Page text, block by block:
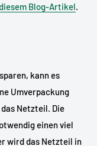
Blog-Artikel
kann es
Umverpackung
Netzteil. Die
einen viel
wird das Netzteil in